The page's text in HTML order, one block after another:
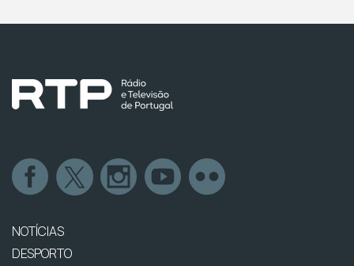
NOTÍCIAS
DESPORTO